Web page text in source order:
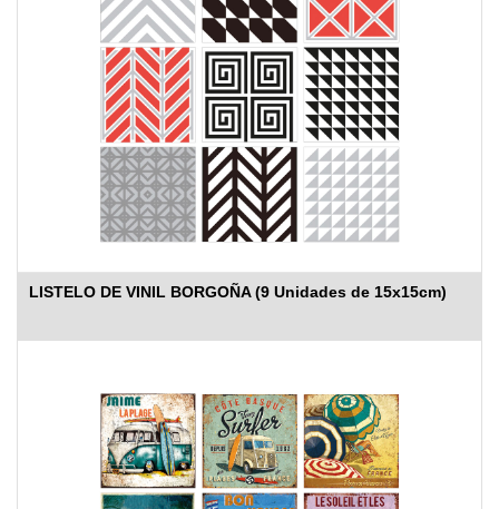
LISTELO DE VINIL BORGOÑA (9 Unidades de 15x15cm)